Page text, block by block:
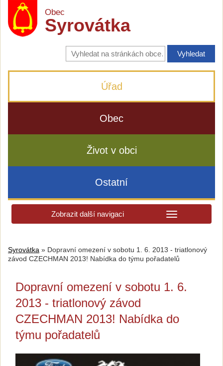
Obec
Syrovátka
Vyhledávání
na
stránkách
Úřad
Obec
Život v obci
Ostatní
Zobrazit další navigaci
Syrovátka » Dopravní omezení v sobotu 1. 6. 2013 - triatlonový
závod CZECHMAN 2013! Nabídka do týmu pořadatelů
Dopravní omezení v sobotu 1. 6.
2013 - triatlonový závod
CZECHMAN 2013! Nabídka do
týmu pořadatelů